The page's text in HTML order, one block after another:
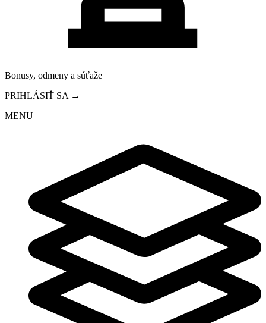
Bonusy, odmeny a súťaže
PRIHLÁSIŤ SA →
MENU